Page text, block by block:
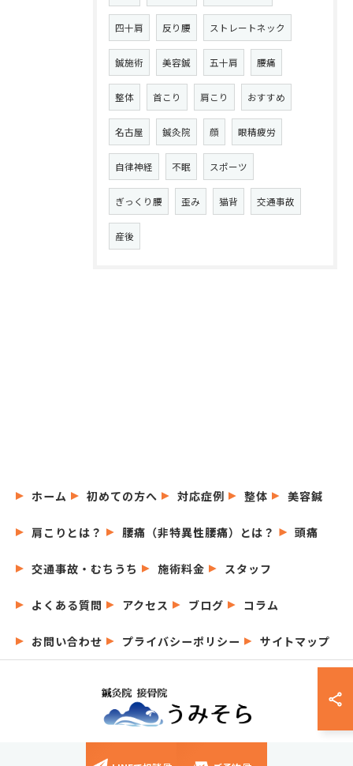
四十肩 反り腰 ストレートネック
鍼施術 美容鍼 五十肩 腰痛
整体 首こり 肩こり おすすめ
名古屋 鍼灸院 顔 眼精疲労
自律神経 不眠 スポーツ
ぎっくり腰 歪み 猫背 交通事故
産後
ホーム 初めての方へ 対応症例 整体 美容鍼
肩こりとは？ 腰痛（非特異性腰痛）とは？ 頭痛
交通事故・むちうち 施術料金 スタッフ
よくある質問 アクセス ブログ コラム
お問い合わせ プライバシーポリシー サイトマップ
© 2026 愛知県名古屋市の鍼灸院なら鍼灸院接骨院うみそら ALL RIGHTS